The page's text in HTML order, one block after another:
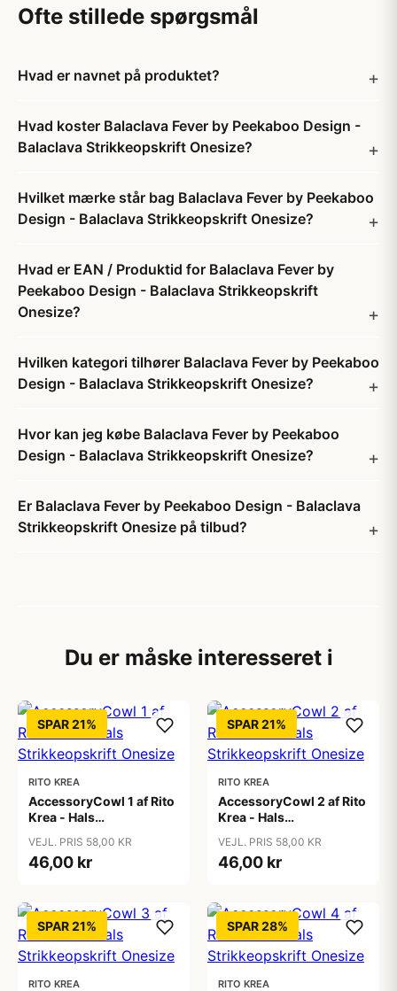
Ofte stillede spørgsmål
Hvad er navnet på produktet?
Hvad koster Balaclava Fever by Peekaboo Design -
Balaclava Strikkeopskrift Onesize?
Hvilket mærke står bag Balaclava Fever by Peekaboo
Design - Balaclava Strikkeopskrift Onesize?
Hvad er EAN / Produktid for Balaclava Fever by
Peekaboo Design - Balaclava Strikkeopskrift
Onesize?
Hvilken kategori tilhører Balaclava Fever by Peekaboo
Design - Balaclava Strikkeopskrift Onesize?
Hvor kan jeg købe Balaclava Fever by Peekaboo
Design - Balaclava Strikkeopskrift Onesize?
Er Balaclava Fever by Peekaboo Design - Balaclava
Strikkeopskrift Onesize på tilbud?
Du er måske interesseret i
SPAR 21%
RITO KREA
AccessoryCowl 1 af Rito
Krea - Hals
VEJL. PRIS 58,00 KR
46,00 kr
SPAR 21%
RITO KREA
AccessoryCowl 2 af Rito
Krea - Hals
VEJL. PRIS 58,00 KR
46,00 kr
SPAR 21%
RITO KREA
SPAR 28%
RITO KREA